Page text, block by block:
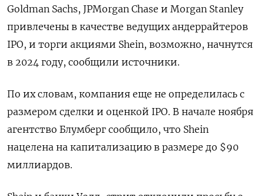
Goldman Sachs, JPMorgan Chase и Morgan Stanley
привлечены в качестве ведущих андеррайтеров
IPO, и торги акциями Shein, возможно, начнутся
в 2024 году, сообщили источники.
По их словам, компания еще не определилась с
размером сделки и оценкой IPO. В начале ноября
агентство Блумберг сообщило, что Shein
нацелена на капитализацию в размере до $90
миллиардов.